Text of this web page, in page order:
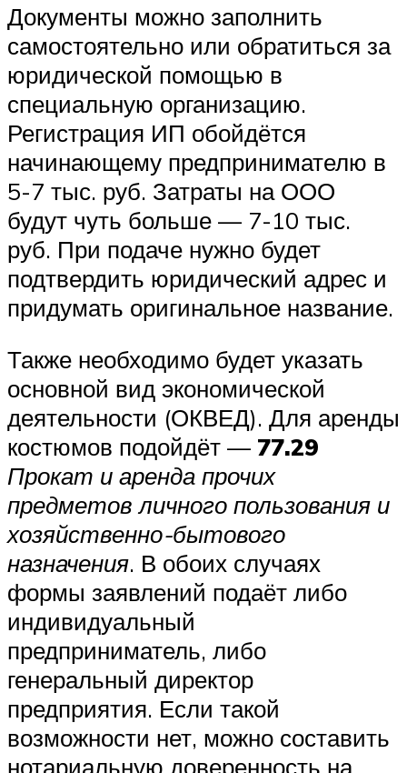
Документы можно заполнить
самостоятельно или обратиться за
юридической помощью в
специальную организацию.
Регистрация ИП обойдётся
начинающему предпринимателю в
5-7 тыс. руб. Затраты на ООО
будут чуть больше — 7-10 тыс.
руб. При подаче нужно будет
подтвердить юридический адрес и
придумать оригинальное название.
Также необходимо будет указать
основной вид экономической
деятельности (ОКВЕД). Для аренды
костюмов подойдёт — 77.29
Прокат и аренда прочих
предметов личного пользования и
хозяйственно-бытового
назначения. В обоих случаях
формы заявлений подаёт либо
индивидуальный
предприниматель, либо
генеральный директор
предприятия. Если такой
возможности нет, можно составить
нотариальную доверенность на